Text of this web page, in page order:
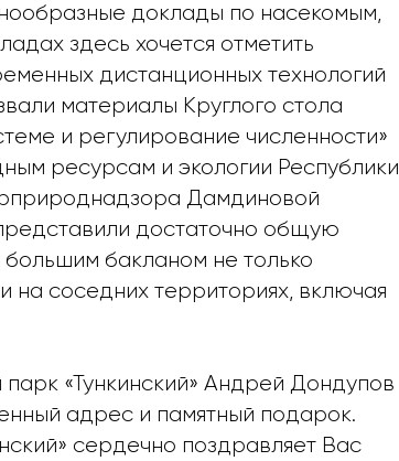
доклады по насекомым,
здесь хочется отметить
дистанционных технологий
материалы Круглого стола
и регулирование численности»
ресурсам и экологии Республики
Дамдиновой
достаточно общую
бакланом не только
на соседних территориях, включая
«Тункинский» Андрей Дондупов
адрес и памятный подарок.
сердечно поздравляет Вас